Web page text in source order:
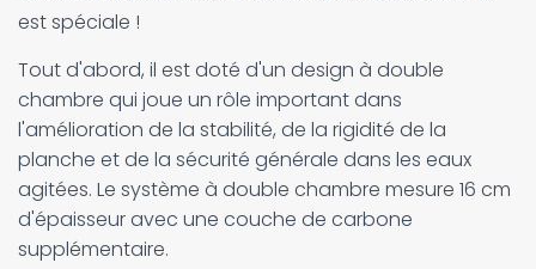
est spéciale !
Tout d'abord, il est doté d'un design à double
chambre qui joue un rôle important dans
l'amélioration de la stabilité, de la rigidité de la
planche et de la sécurité générale dans les eaux
agitées. Le système à double chambre mesure 16 cm
d'épaisseur avec une couche de carbone
supplémentaire.